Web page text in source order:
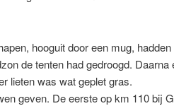
hooguit door een mug,
de tenten had gedroogd. Daarna
lieten was wat geplet gras.
geven. De eerste op km 110 bij